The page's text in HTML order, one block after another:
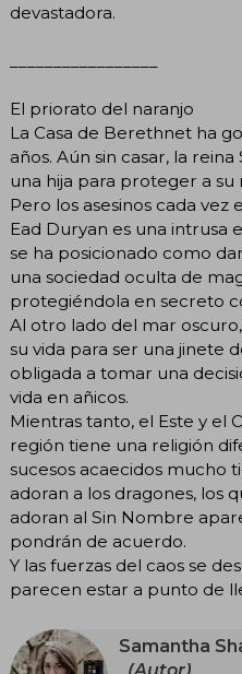
devastadora.
El priorato del naranjo
La Casa de Berethnet ha
años. Aún sin casar, la
una hija para proteger a
Pero los asesinos cada vez
Ead Duryan es una intrusa
se ha posicionado como
una sociedad oculta de
protegiéndola en secreto
Al otro lado del mar
su vida para ser una jinete
obligada a tomar una
vida en añicos.
Mientras tanto, el Este y el
región tiene una religión
sucesos acaecidos mucho
adoran a los dragones, los
adoran al Sin Nombre
pondrán de acuerdo.
Y las fuerzas del caos se
parecen estar a punto de
Samantha
(Autor)